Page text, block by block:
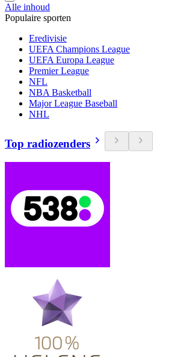
Alle inhoud
Populaire sporten
Eredivisie
UEFA Champions League
UEFA Europa League
Premier League
NFL
NBA Basketball
Major League Baseball
NHL
Top radiozenders